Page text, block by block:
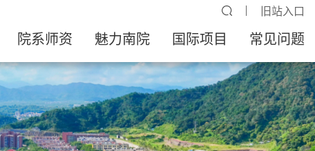
旧站入口
院系师资 魅力南院 国际项目 常见问题